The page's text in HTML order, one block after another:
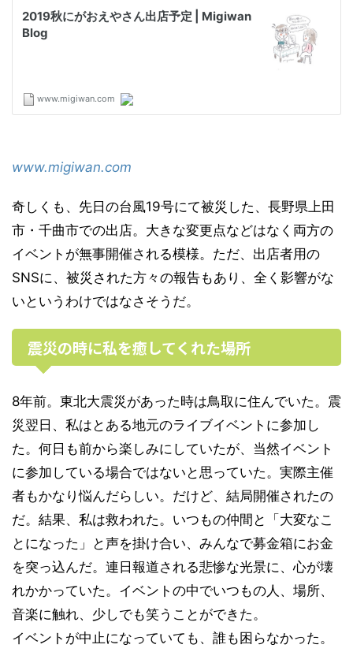
www.migiwan.com
奇しくも、先日の台風19号にて被災した、長野県上田
市・千曲市での出店。大きな変更点などはなく両方の
イベントが無事開催される模様。ただ、出店者用の
SNSに、被災された方々の報告もあり、全く影響がな
いというわけではなさそうだ。
震災の時に私を癒してくれた場所
8年前。東北大震災があった時は鳥取に住んでいた。震
災翌日、私はとある地元のライブイベントに参加し
た。何日も前から楽しみにしていたが、当然イベント
に参加している場合ではないと思っていた。実際主催
者もかなり悩んだらしい。だけど、結局開催されたの
だ。結果、私は救われた。いつもの仲間と「大変なこ
とになった」と声を掛け合い、みんなで募金箱にお金
を突っ込んだ。連日報道される悲惨な光景に、心が壊
れかかっていた。イベントの中でいつもの人、場所、
音楽に触れ、少しでも笑うことができた。
イベントが中止になっていても、誰も困らなかった。